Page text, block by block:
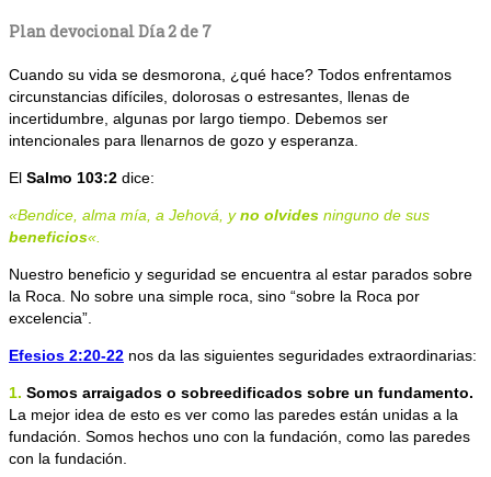
Plan devocional Día 2 de 7
Cuando su vida se desmorona, ¿qué hace? Todos enfrentamos
circunstancias difíciles, dolorosas o estresantes, llenas de
incertidumbre, algunas por largo tiempo. Debemos ser
intencionales para llenarnos de gozo y esperanza.
El Salmo 103:2 dice:
«Bendice, alma mía, a Jehová, yno olvides ninguno de sus
beneficios«.
Nuestro beneficio y seguridad se encuentra al estar parados sobre
la Roca. No sobre una simple roca, sino “sobre la Roca por
excelencia”
Efesios 2:20-22 nos da las siguientes seguridades extraordinarias:
1. Somos arraigados o sobreedificados sobre un fundamento.
La mejor idea de esto es ver como las paredes están unidas a la
fundación. Somos hechos uno con la fundación, como las paredes
con la fundación.